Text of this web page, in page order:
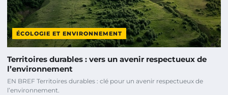
ÉCOLOGIE ET ENVIRONNEMENT
Territoires durables : vers un avenir respectueux de
l’environnement
EN BREF Territoires durables : clé pour un avenir respectueux de
l’environnement.